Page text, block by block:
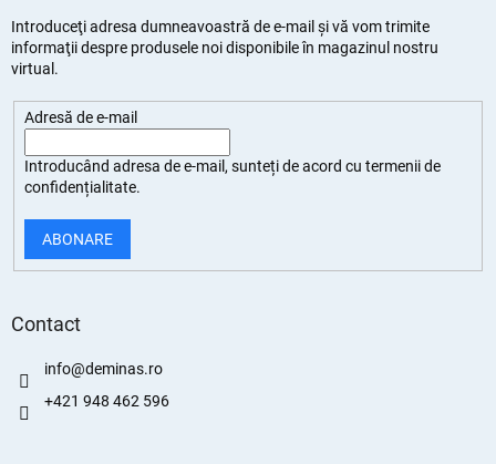
Introduceţi adresa dumneavoastră de e-mail şi vă vom trimite
informaţii despre produsele noi disponibile în magazinul nostru
virtual.
Adresă de e-mail
Introducând adresa de e-mail, sunteți deacord cu termenii de
confidențialitate.
ABONARE
Contact
info@deminas.ro
+421 948 462 596